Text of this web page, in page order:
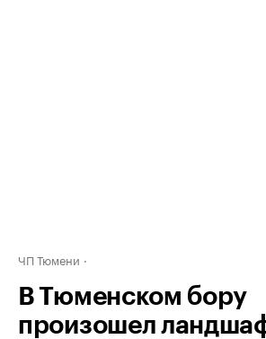
ЧП Тюмени
В Тюменском бору
произошел